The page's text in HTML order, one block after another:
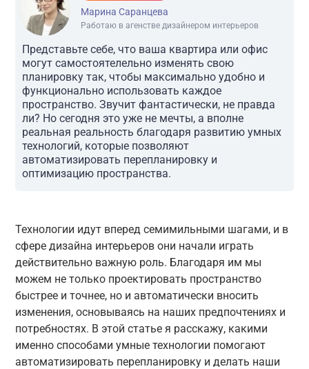
Марина Саранцева
Работаю в агенстве дизайнером интерьеров
Представьте себе, что ваша квартира или офис
могут самостоятелельно изменять свою
планировку так, чтобы максимально удобно и
функционально использовать каждое
пространство. Звучит фантастически, не правда
ли? Но сегодня это уже не мечты, а вполне
реальная реальность благодаря развитию умных
технологий, которые позволяют
автоматизировать перепланировку и
оптимизацию пространства.
Технологии идут вперед семимильными шагами, и в
сфере дизайна интерьеров они начали играть
действительно важную роль. Благодаря им мы
можем не только проектировать пространство
быстрее и точнее, но и автоматически вносить
изменения, основываясь на наших предпочтениях и
потребностях. В этой статье я расскажу, какими
именно способами умные технологии помогают
автоматизировать перепланировку и делать наши